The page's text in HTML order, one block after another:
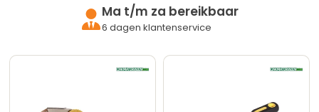
Ma t/m za bereikbaar
6 dagen klantenservice